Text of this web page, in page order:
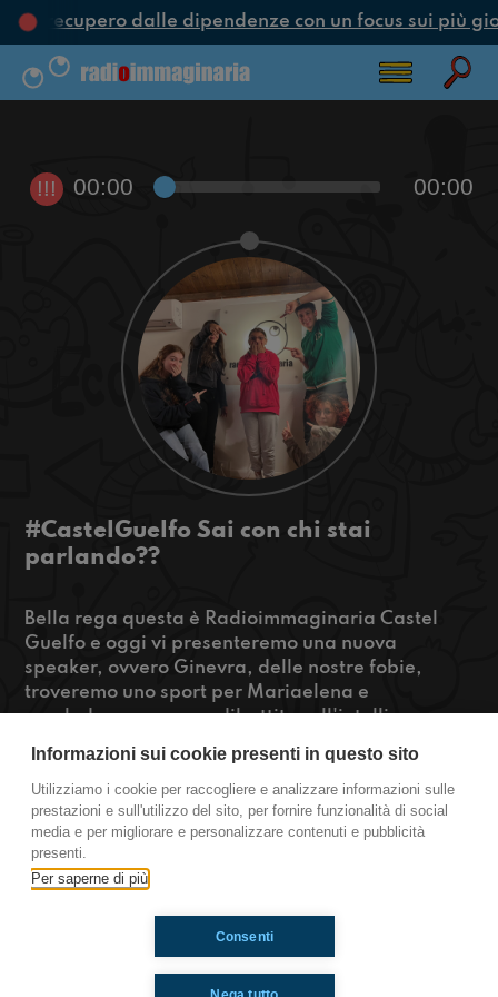
e recupero dalle dipendenze con un focus sui più
!!! 00:00 00:00
#CastelGuelfo Sai con chi stai
parlando??
Bella rega questa è Radioimmaginaria Castel
Guelfo e oggi vi presenteremo una nuova
speaker, ovvero Ginevra, delle nostre fobie,
troveremo uno sport per Mariaelena e
concluderemo con un dibattito sull'intelligenza
connessi!!
https://www.radioimmaginaria.it
Castel Guelfo
Ti è piaciuto? Condividilo!
Informazioni sui cookie presenti in questo sito
Utilizziamo i cookie per raccogliere e analizzare informazioni sulle
prestazioni e sull'utilizzo del sito, per fornire funzionalità di social
media e per migliorare e personalizzare contenuti e pubblicità
presenti.
Per saperne di più
Consenti